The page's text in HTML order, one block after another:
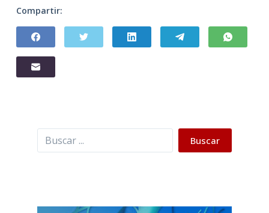
Compartir:
Buscar Buscar